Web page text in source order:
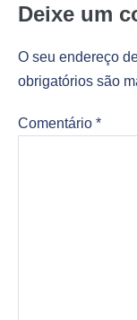
Deixe um
O seu endereço
obrigatórios são
Comentário *